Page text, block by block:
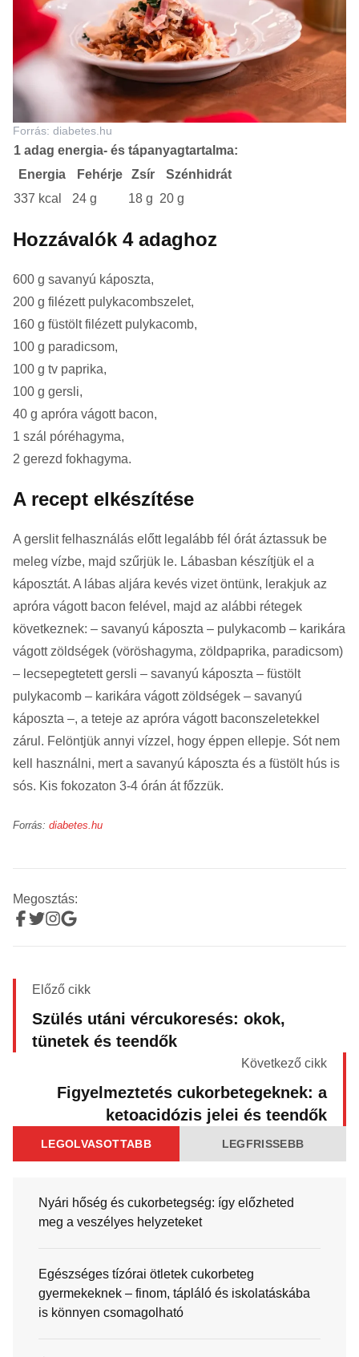
Forrás: diabetes.hu
1 adag energia- és tápanyagtartalma:
Energia
Fehérje Zsír
Szénhidrát
337 kcal
24 g 18 g 20 g
Hozzávalók 4 adaghoz
600 g savanyú káposzta,
200 g filézett pulykacombszelet,
160 g füstölt filézett pulykacomb,
100 g paradicsom,
100 g tv paprika,
100 g gersli,
40 g apróra vágott bacon,
1 szál póréhagyma,
2 gerezd fokhagyma.
A recept elkészítése
A gerslit felhasználás előtt legalább fél órát áztassuk be
meleg vízbe, majd szűrjük le. Lábasban készítjük el a
káposztát. A lábas aljára kevés vizet öntünk, lerakjuk az
apróra vágott bacon felével, majd az alábbi rétegek
következnek: – savanyú káposzta – pulykacomb – karikára
vágott zöldségek (vöröshagyma, zöldpaprika, paradicsom)
– lecsepegtetett gersli – savanyú káposzta – füstölt
pulykacomb – karikára vágott zöldségek – savanyú
káposzta –, a teteje az apróra vágott baconszeletekkel
zárul. Felöntjük annyi vízzel, hogy éppen ellepje. Sót nem
kell használni, mert a savanyú káposzta és a füstölt hús is
sós. Kis fokozaton 3-4 órán át főzzük.
Forrás: diabetes.hu
Megosztás:
Előző cikk
Szülés utáni vércukoresés: okok,
tünetek és teendők
Következő cikk
Figyelmeztetés cukorbetegeknek: a
ketoacidózis jelei és teendők
LEGOLVASOTTABB LEGFRISSEBB
Nyári hőség és cukorbetegség: így előzheted
meg a veszélyes helyzeteket
Egészséges tízórai ötletek cukorbeteg
gyermekeknek – finom, tápláló és iskolatáskába
is könnyen csomagolható